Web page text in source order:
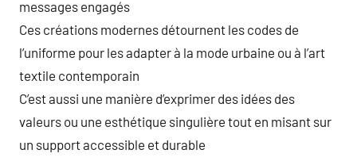
messages engagés
Ces créations modernes détournent les codes de
l’uniforme pour les adapter à la mode urbaine ou à l’art
textile contemporain
C’est aussi une manière d’exprimer des idées des
valeurs ou une esthétique singulière tout en misant sur
un support accessible et durable